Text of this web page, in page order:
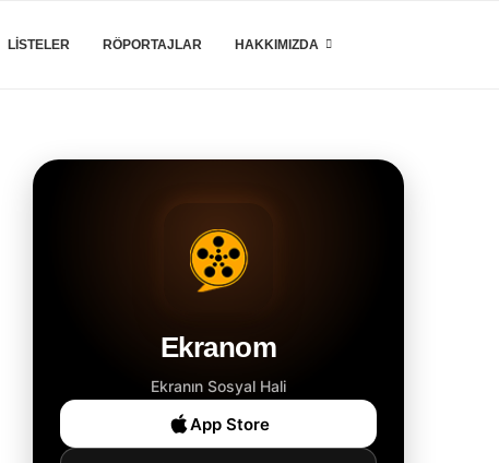
LISTELER RÖPORTAJLAR HAKKIMIZDA
Ekranom
Ekranın Sosyal Hali
App Store